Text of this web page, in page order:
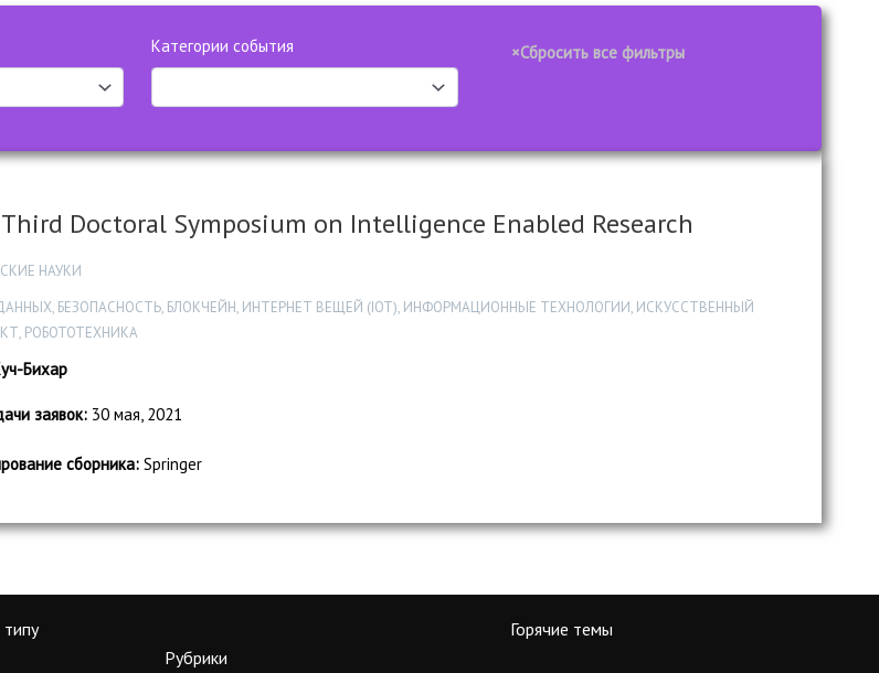
Категории события
Doctoral Symposium on Intelligence Enabled Research
НАУКИ
БЕЗОПАСНОСТЬ, БЛОКЧЕЙН, ИНТЕРНЕТ ВЕЩЕЙ (IOT), ИНФОРМАЦИОННЫЕ ТЕХНОЛОГИИ, ИСКУССТВЕННЫЙ
РОБОТОТЕХНИКА
Бихар
заявок: 30 мая, 2021
сборника: Springer
Рубрики
Горячие темы